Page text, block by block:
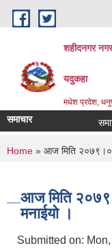
Skip to main content
शहीदनगर
यदुकहा
मधेश प्रदेश,
समाचार
You are
Home » आज मिति
आज मिति
मनाईयो ।
Submitted on: